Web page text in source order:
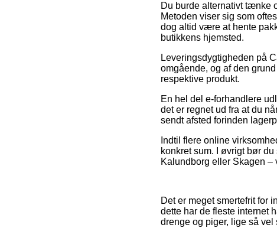
Du burde alternativt tænke
Metoden viser sig som
dog altid være at hente
butikkens hjemsted.
Leveringsdygtigheden på
omgående, og af den
respektive produkt.
En hel del e-forhandlere
det er regnet ud fra at du
sendt afsted forinden
Indtil flere online
konkret sum. I øvrigt bør
Kalundborg eller Skagen –
Det er meget smertefrit for
dette har de fleste internet
drenge og piger, lige så